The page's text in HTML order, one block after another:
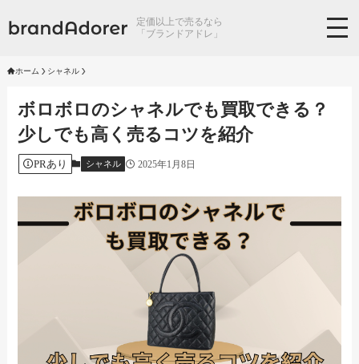
定価以上で売るなら
「ブランドアドレ」
ホーム シャネル
ボロボロのシャネルでも買取できる？
少しでも高く売るコツを紹介
PRあり シャネル 2025年1月8日